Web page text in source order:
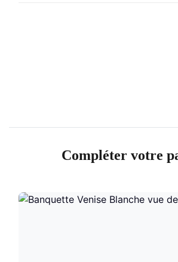
Compléter votre